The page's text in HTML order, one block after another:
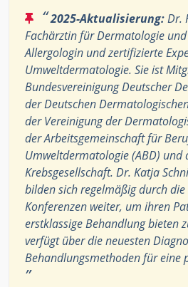
“2025-Aktualisierung:Dr.
Fachärztin für Dermatologie
Allergologin und zertifizierte
Umweltdermatologie. Sie ist
Bundesvereinigung Deutscher
der Deutschen
der Vereinigung der
der Arbeitsgemeinschaft für
Umweltdermatologie (ABD) und
Krebsgesellschaft. Dr. Katja
bilden sich regelmäßig durch
Konferenzen weiter, um ihren
erstklassige Behandlung bieten
verfügt über die neuesten
Behandlungsmethoden für eine
”